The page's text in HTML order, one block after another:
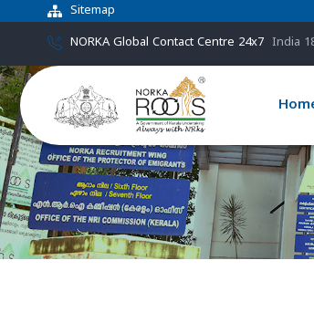
Sitemap
NORKA Global Contact Centre 24x7 India